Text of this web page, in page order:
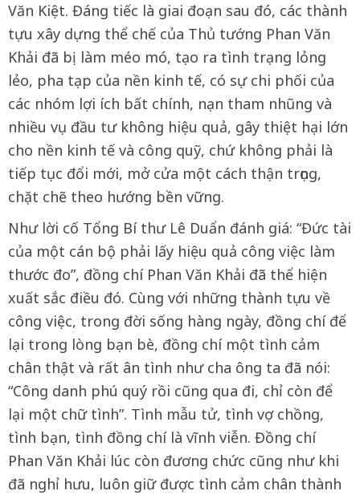
Văn Kiệt. Đáng tiếc là giai đoạn sau đó, các thành
tựu xây dựng thể chế của Thủ tướng Phan Văn
Khải đã bị làm méo mó, tạo ra tình trạng lỏng
lẻo, pha tạp của nền kinh tế, có sự chi phối của
các nhóm lợi ích bất chính, nạn tham nhũng và
nhiều vụ đầu tư không hiệu quả, gây thiệt hại lớn
cho nền kinh tế và công quỹ, chứ không phải là
tiếp tục đổi mới, mở cửa một cách thận trọng,
chặt chẽ theo hướng bền vững.
Như lời cố Tổng Bí thư Lê Duẩn đánh giá: “Đức tài
của một cán bộ phải lấy hiệu quả công việc làm
thước đo”, đồng chí Phan Văn Khải đã thể hiện
xuất sắc điều đó. Cùng với những thành tựu về
công việc, trong đời sống hàng ngày, đồng chí để
lại trong lòng bạn bè, đồng chí một tình cảm
chân thật và rất ân tình như cha ông ta đã nói:
“Công danh phú quý rồi cũng qua đi, chỉ còn để
lại một chữ tình”. Tình mẫu tử, tình vợ chồng,
tình bạn, tình đồng chí là vĩnh viễn. Đồng chí
Phan Văn Khải lúc còn đương chức cũng như khi
đã nghỉ hưu, luôn giữ được tình cảm chân thành